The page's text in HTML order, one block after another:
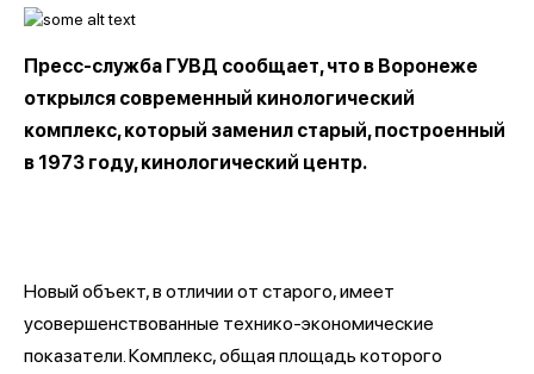
Пресс-служба ГУВД сообщает, что в Воронеже
открылся современный кинологический
комплекс, который заменил старый, построенный
в 1973 году, кинологический центр.
Новый объект, в отличии от старого, имеет
усовершенствованные технико-экономические
показатели. Комплекс, общая площадь которого